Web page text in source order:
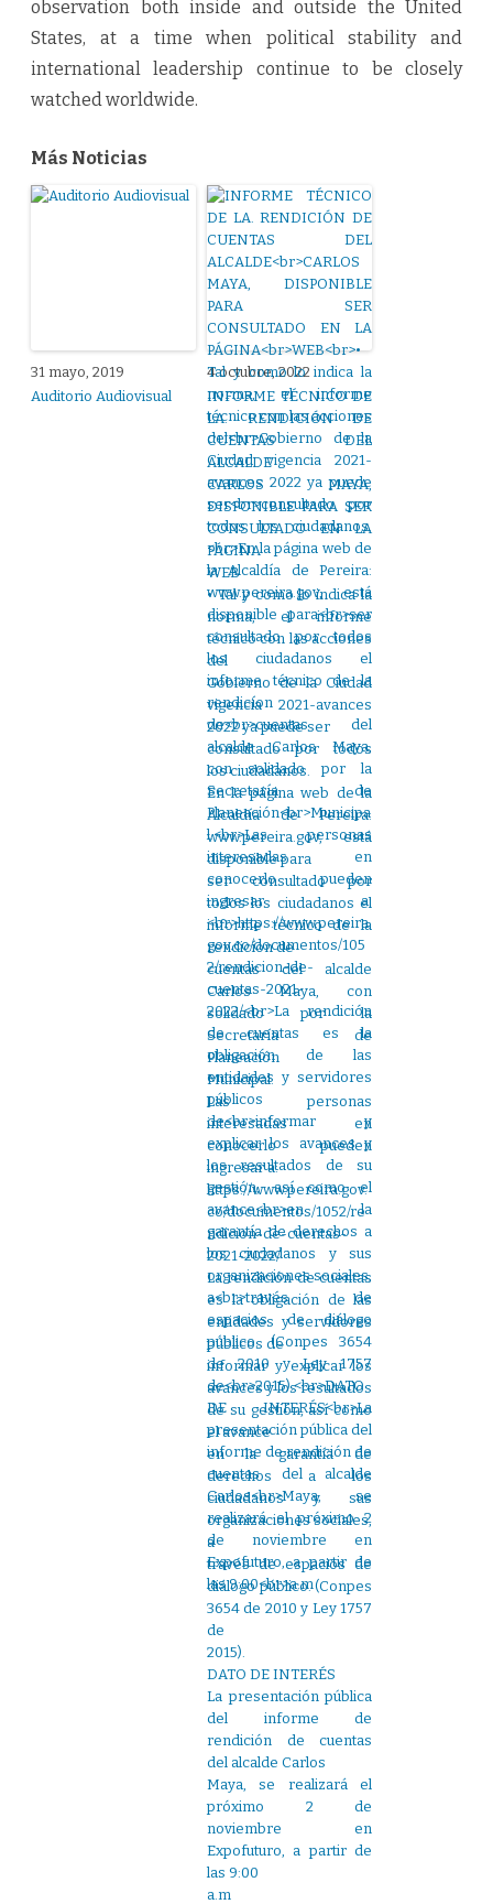
observation both inside and outside the United
States, at a time when political stability and
international leadership continue to be closely
watched worldwide.
Más Noticias
31 mayo, 2019
Auditorio Audiovisual
4 octubre, 2022
INFORME TÉCNICO DE
LA. RENDICIÓN DE
CUENTAS DEL
ALCALDE
CARLOS MAYA,
DISPONIBLE PARA SER
CONSULTADO EN LA
PÁGINA
WEB
• Tal y como lo indica la
norma, el informe
técnico con las acciones
del
Gobierno de la Ciudad
vigencia 2021-avances
2022 ya puede ser
consultado por todos
los ciudadanos.
En la página web de la
Alcaldía de Pereira:
www.pereira.gov, está
disponible para
ser consultado por
todos los ciudadanos el
informe técnico de la
rendicíon de
cuentas del alcalde
Carlos Maya, con
solidado por la
Secretaría de
Planeación
Municipal.
Las personas
interesadas en
conocerlo pueden
ingresar a:
https://www.pereira.gov.
co/documentos/1052/re
ndicion-de-cuentas-
2021-2022/
La rendición de cuentas
es la obligación de las
entidades y servidores
públicos de
informar y explicar los
avances y los resultados
de su gestión, así como
el avance
en la garantía de
derechos a los
ciudadanos y sus
organizaciones sociales,
a
través de espacios de
diálogo público. (Conpes
3654 de 2010 y Ley 1757
de
2015).
DATO DE INTERÉS
La presentación pública
del informe de
rendición de cuentas
del alcalde Carlos
Maya, se realizará el
próximo 2 de
noviembre en
Expofuturo, a partir de
las 9:00
a.m